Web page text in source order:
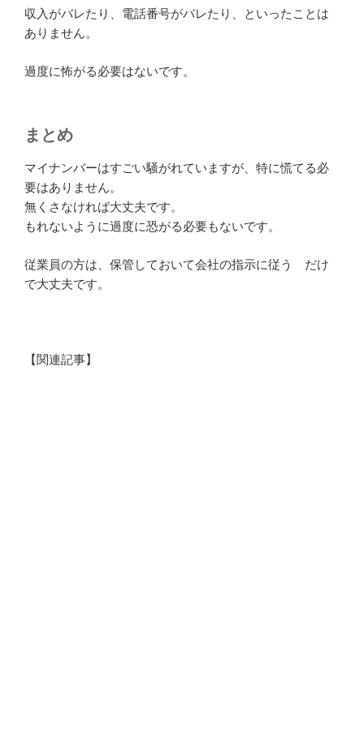
収入がバレたり、電話番号がバレたり、といったことは
ありません。
過度に怖がる必要はないです。
まとめ
マイナンバーはすごい騒がれていますが、特に慌てる必
要はありません。
無くさなければ大丈夫です。
もれないように過度に恐がる必要もないです。
従業員の方は、保管しておいて会社の指示に従う だけ
で大丈夫です。
【関連記事】